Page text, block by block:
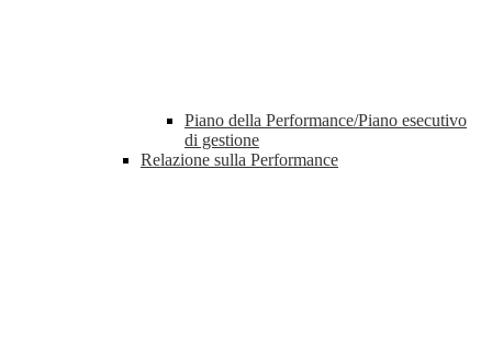
Piano della Performance/Piano esecutivo
di gestione
Relazione sulla Performance